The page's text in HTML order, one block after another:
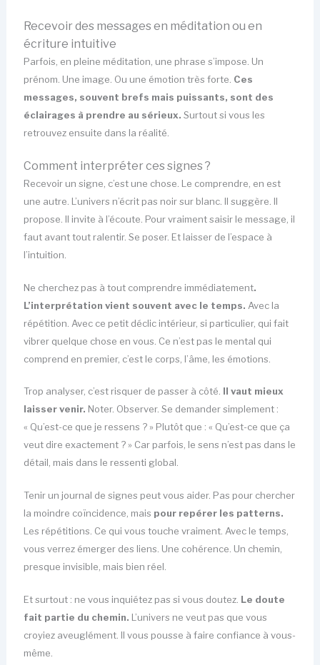
Recevoir des messages en méditation ou en
écriture intuitive
Parfois, en pleine méditation, une phrase s’impose. Un
prénom. Une image. Ou une émotion très forte. Ces
messages, souvent brefs mais puissants, sont des
éclairages à prendre au sérieux. Surtout si vous les
retrouvez ensuite dans la réalité.
Comment interpréter ces signes ?
Recevoir un signe, c’est une chose. Le comprendre, en est
une autre. L’univers n’écrit pas noir sur blanc. Il suggère. Il
propose. Il invite à l’écoute. Pour vraiment saisir le message, il
faut avant tout ralentir. Se poser. Et laisser de l’espace à
l’intuition.
Ne cherchez pas à tout comprendre immédiatement.
L’interprétation vient souvent avec le temps. Avec la
répétition. Avec ce petit déclic intérieur, si particulier, qui fait
vibrer quelque chose en vous. Ce n’est pas le mental qui
comprend en premier, c’est le corps, l’âme, les émotions.
Trop analyser, c’est risquer de passer à côté. Il vaut mieux
laisser venir. Noter. Observer. Se demander simplement :
« Qu’est-ce que je ressens ? » Plutôt que : « Qu’est-ce que ça
veut dire exactement ? » Car parfois, le sens n’est pas dans le
détail, mais dans le ressenti global.
Tenir un journal de signes peut vous aider. Pas pour chercher
la moindre coïncidence, mais pour repérer les patterns.
Les répétitions. Ce qui vous touche vraiment. Avec le temps,
vous verrez émerger des liens. Une cohérence. Un chemin,
presque invisible, mais bien réel.
Et surtout : ne vous inquiétez pas si vous doutez. Le doute
fait partie du chemin. L’univers ne veut pas que vous
croyiez aveuglément. Il vous pousse à faire confiance à vous-
même.